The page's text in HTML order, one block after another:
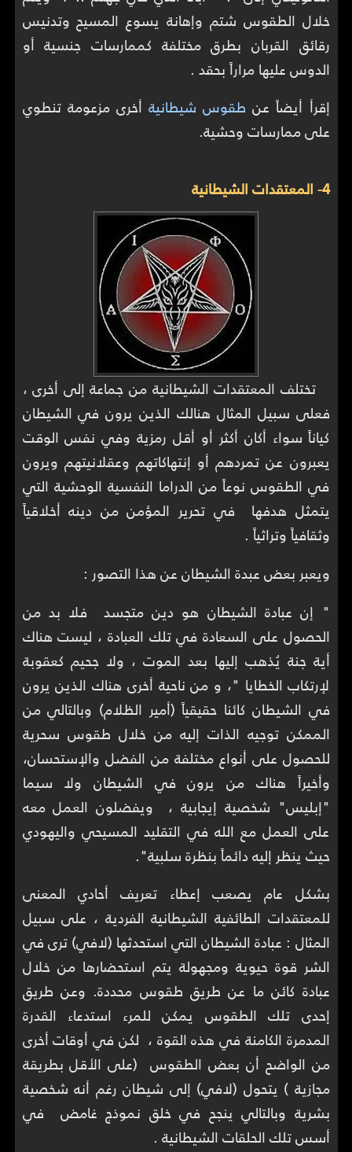
خلال الطقوس شتم وإهانة يسوع المسيح وتدنيس
رقائق القربان بطرق مختلفة كممارسات جنسية أو
الدوس عليها مراراً بحقد .
إقرأ أيضاً عن طقوس شيطانية أخرى مزعومة تنطوي
على ممارسات وحشية.
4- المعتقدات الشيطانية
تختلف المعتقدات الشيطانية من جماعة إلى أخرى ،
فعلى سبيل المثال هنالك الذين يرون في الشيطان
كياناً سواء أكان أكثر أو أقل رمزية وفي نفس الوقت
يعبرون عن تمردهم أو إنتهاكاتهم وعقلانيتهم ويرون
في الطقوس نوعاً من الدراما النفسية الوحشية التي
يتمثل هدفها في تحرير المؤمن من دينه أخلاقياً
وثقافياً وتراثياً .
ويعبر بعض عبدة الشيطان عن هذا التصور :
" إن عبادة الشيطان هو دين متجسد فلا بد من
الحصول على السعادة في تلك العبادة ، ليست هناك
أية جنة يُذهب إليها بعد الموت ، ولا جحيم كعقوبة
لإرتكاب الخطايا "، و من ناحية أخرى هناك الذين يرون
في الشيطان كائنا حقيقياً (أمير الظلام) وبالتالي من
الممكن توجيه الذات إليه من خلال طقوس سحرية
للحصول على أنواع مختلفة من الفضل والإستحسان،
وأخيراً هناك من يرون في الشيطان ولا سيما
"إبليس" شخصية إيجابية ، ويفضلون العمل معه
على العمل مع الله في التقليد المسيحي واليهودي
حيث ينظر إليه دائماً بنظرة سلبية".
بشكل عام يصعب إعطاء تعريف أحادي المعنى
للمعتقدات الطائفية الشيطانية الفردية ، على سبيل
المثال : عبادة الشيطان التي استحدثها (لافي) ترى في
الشر قوة حيوية ومجهولة يتم استحضارها من خلال
عبادة كائن ما عن طريق طقوس محددة. وعن طريق
إحدى تلك الطقوس يمكن للمرء استدعاء القدرة
المدمرة الكامنة في هذه القوة ، لكن في أوقات أخرى
من الواضح أن بعض الطقوس (على الأقل بطريقة
مجازية ) يتحول (لافي) إلى شيطان رغم أنه شخصية
بشرية وبالتالي ينجح في خلق نموذج غامض في
أسس تلك الحلقات الشيطانية .